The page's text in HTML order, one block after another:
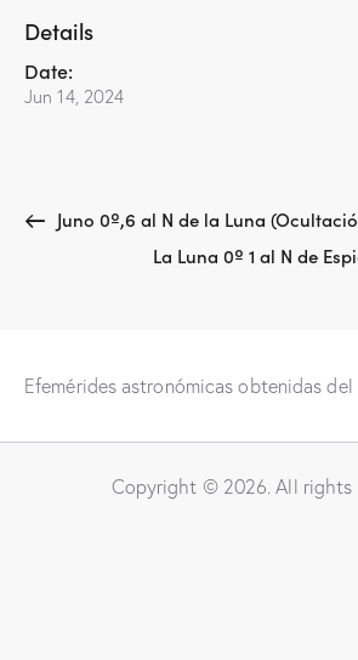
Details
Date:
Jun 14, 2024
Juno 0º,6 al N de la Luna
La Luna 0º 1 al N de
Efemérides astronómicas obtenidas
Copyright © 2026. All rights